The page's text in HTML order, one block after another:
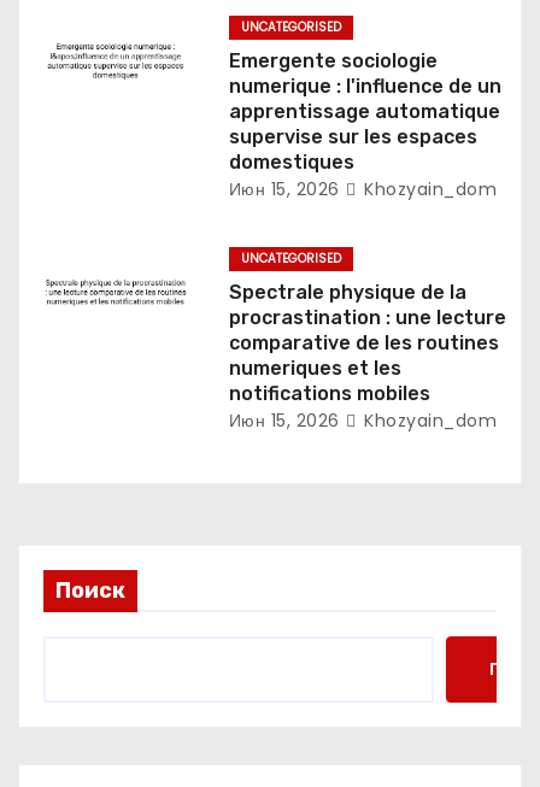
UNCATEGORISED
Emergente sociologie
numerique : l'influence de un
apprentissage automatique
supervise sur les espaces
domestiques
Июн 15, 2026 Khozyain_dom
UNCATEGORISED
Spectrale physique de la
procrastination : une lecture
comparative de les routines
numeriques et les
notifications mobiles
Июн 15, 2026 Khozyain_dom
Поиск
Поиск